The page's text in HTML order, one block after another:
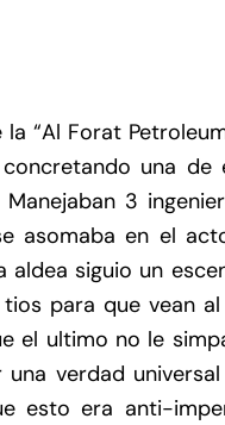
“Al Forat
una
3
asomaba en el
aldea siguio un
para que vean
el ultimo no le
verdad
esto era anti-